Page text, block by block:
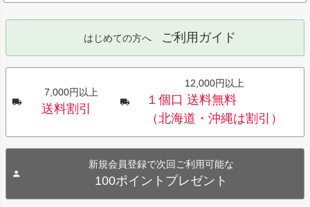
はじめての方へ ご利用ガイド
7,000円以上
送料割引
12,000円以上
１個口 送料無料
（北海道・沖縄は割引）
新規会員登録で次回ご利用可能な
100ポイントプレゼント